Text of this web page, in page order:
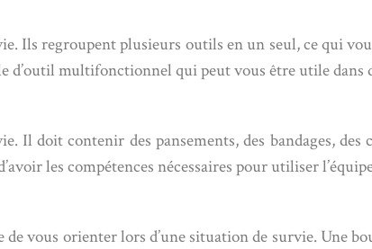
regroupent plusieurs outils en un seul, ce qui
d’outil multifonctionnel qui peut vous être utile dans
Il doit contenir des pansements, des bandages, des
les compétences nécessaires pour utiliser
vous orienter lors d’une situation de survie. Une